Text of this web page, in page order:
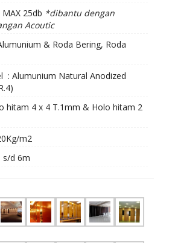
25db *dibantu dengan
Acoutic
& Roda Bering, Roda
: Alumunium Natural Anodized
hitam 4 x 4 T.1mm & Holo hitam 2
m2
s/d 6m